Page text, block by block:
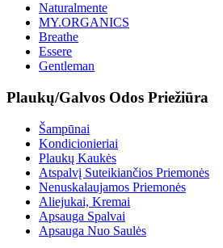
Naturalmente
MY.ORGANICS
Breathe
Essere
Gentleman
Plaukų/Galvos Odos Priežiūra
Šampūnai
Kondicionieriai
Plaukų Kaukės
Atspalvį Suteikiančios Priemonės
Nenuskalaujamos Priemonės
Aliejukai, Kremai
Apsauga Spalvai
Apsauga Nuo Saulės